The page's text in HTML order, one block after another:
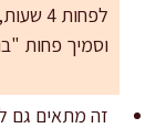
וסמיך פחות
זה מתאים גם